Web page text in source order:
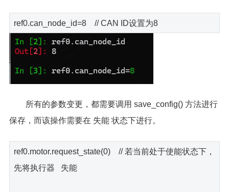
ref0.can_node_id=8 // CAN ID设置为8
所有的参数变更，都需要调用 save_config() 方法进行
保存，而该操作需要在 失能 状态下进行。
ref0.motor.request_state(0) // 若当前处于使能状态下，
先将执行器 失能